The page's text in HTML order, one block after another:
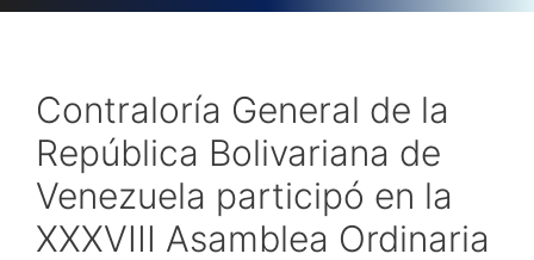
Contraloría General de la
República Bolivariana de
Venezuela participó en la
XXXVIII Asamblea Ordinaria